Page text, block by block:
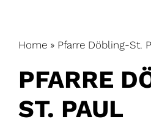
Home » Pfarre Döbling-St.
PFARRE
ST. PAUL